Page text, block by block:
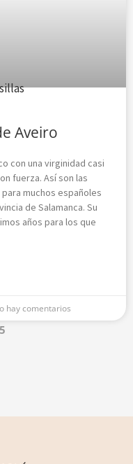
Aveiro
con una virginidad casi
fuerza. Así son las
muchos españoles
de Salamanca. Su
años para los que
hay comentarios
5